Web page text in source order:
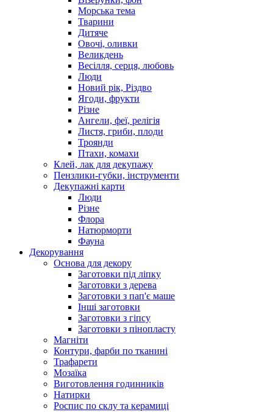
Морська тема
Тварини
Дитяче
Овочі, оливки
Великдень
Весілля, серця, любовь
Люди
Новий рік, Різдво
Ягоди, фрукти
Різне
Ангели, феї, релігія
Листя, гриби, плоди
Троянди
Птахи, комахи
Клей, лак для декупажу
Пензлики-губки, інструменти
Декупажні карти
Люди
Різне
Флора
Натюрморти
Фауна
Декорування
Основа для декору
Заготовки під ліпку
Заготовки з дерева
Заготовки з пап'є маше
Інші заготовки
Заготовки з гіпсу
Заготовки з пінопласту
Магніти
Контури, фарби по тканині
Трафарети
Мозаїка
Виготовлення годинників
Натирки
Роспис по склу та керамиці